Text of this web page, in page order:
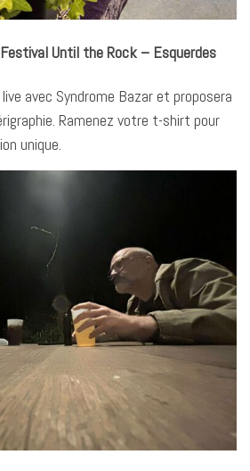
Until the Rock – Esquerdes
avec Syndrome Bazar et proposera
Ramenez votre t-shirt pour
unique.